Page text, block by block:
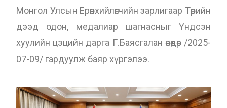
Монгол Улсын Ерөнхийлөгчийн зарлигаар Төрийн
дээд одон, медалиар шагнасныг Үндсэн
хуулийн цэцийн дарга Г.Баясгалан өнөөдөр /2025-
07-09/ гардуулж баяр хүргэлээ.